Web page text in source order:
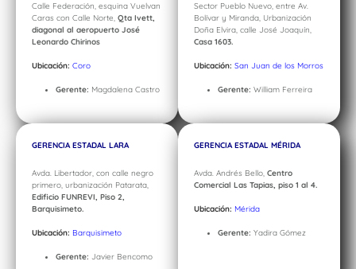
Calle Federación, esquina Vuelvan
Caras con Calle Norte, Qta Ivett,
diagonal al aeropuerto José
Leonardo Chirinos
Ubicación: Coro
Gerente: Magdalena Castro
Sector Pueblo Nuevo, entre Av.
Bolívar y Miranda, Urbanización
Doña Elvira, calle José Joaquín,
Casa 1603.
Ubicación: San Juan de los Morros
Gerente: William Ferreira
GERENCIA ESTADAL LARA
Avda. Libertador, con calle negro
primero, urbanización Patarata,
Edificio FUNREVI, Piso 2,
Barquisimeto.
Ubicación: Barquisimeto
Gerente: Javier Bencomo
GERENCIA ESTADAL MÉRIDA
Avda. Andrés Bello, Centro
Comercial Las Tapias, piso 1 al 4.
Ubicación: Mérida
Gerente: Yadira Gómez